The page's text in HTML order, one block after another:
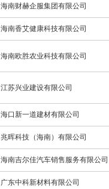
海南财赫企服集团有限公司
海南香艾健康科技有限公司
海南欧胜农业科技有限公司
江苏兴业建设有限公司
海口新一道建材有限公司
兆晖科技（海南）有限公司
海南吉尔佳汽车销售服务有限公司
广东中科新材料有限公司